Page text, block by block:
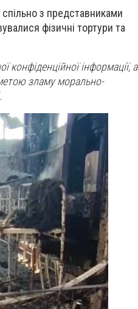
з представниками
фізичні тортури та
конфіденційної інформації, а
зламу морально-